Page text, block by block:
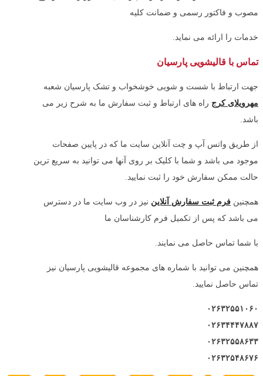
مصوب و فاکتور رسمی و ضمانت کلیه
خدمات را ارائه می نماید.
تماس با قالیشویی پارسیان
جهت ارتباط با شست و شویی خوشخواب و تشک پارسیان شعبه
مهرویلای کرج راه های ارتباط و ثبت سفارش ما به شرح زیر می
باشد.
از طریق واتس آپ و چت آنلاین سایت ما که در پایین صفحات
موجود می باشد و شما با کلیک بر روی آنها می توانید به سریع ترین
حالت ممکن سفارش خود را ثبت نمایید.
همچنین فرم ثبت سفارش آنلاین نیز در وب سایت ما در دسترس
می باشد که پس از تکمیل فرم کارشناسان ما
با شما تماس حاصل می نمایند.
همچنین می توانید با شماره های مجموعه قالیشویی پارسیان نیز
تماس حاصل نمایید.
۰۲۶۳۲۵۵۱۰۶۰
۰۲۶۳۴۴۴۷۸۸۷
۰۲۶۳۲۵۵۸۶۳۳
۰۲۶۳۲۵۴۸۶۷۶